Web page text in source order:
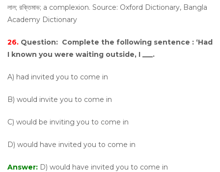
লাল; রক্তিমাভ; a complexion. Source: Oxford Dictionary, Bangla
Academy Dictionary
26. Question: Complete the following sentence : ‘Had
I known you were waiting outside, I ___.
A) had invited you to come in
B) would invite you to come in
C) would be inviting you to come in
D) would have invited you to come in
Answer: D) would have invited you to come in